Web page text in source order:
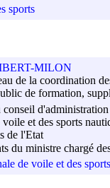
sports
MILON
de la coordination
de formation,
conseil
et des sports
de l'Etat
du ministre chargé
de voile et des